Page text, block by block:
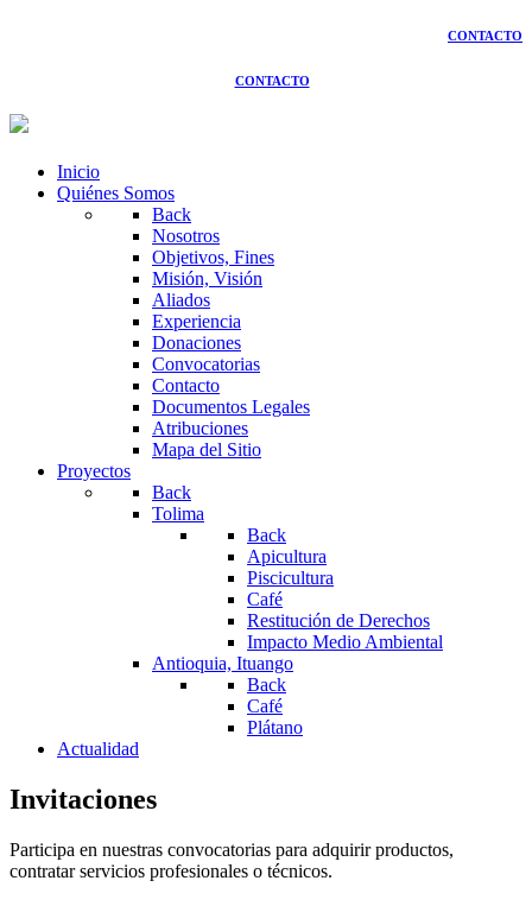
CONTACTO
CONTACTO
Inicio
Quiénes Somos
Back
Nosotros
Objetivos, Fines
Misión, Visión
Aliados
Experiencia
Donaciones
Convocatorias
Contacto
Documentos Legales
Atribuciones
Mapa del Sitio
Proyectos
Back
Tolima
Back
Apicultura
Piscicultura
Café
Restitución de Derechos
Impacto Medio Ambiental
Antioquia, Ituango
Back
Café
Plátano
Actualidad
Invitaciones
Participa en nuestras convocatorias para adquirir productos,
contratar servicios profesionales o técnicos.